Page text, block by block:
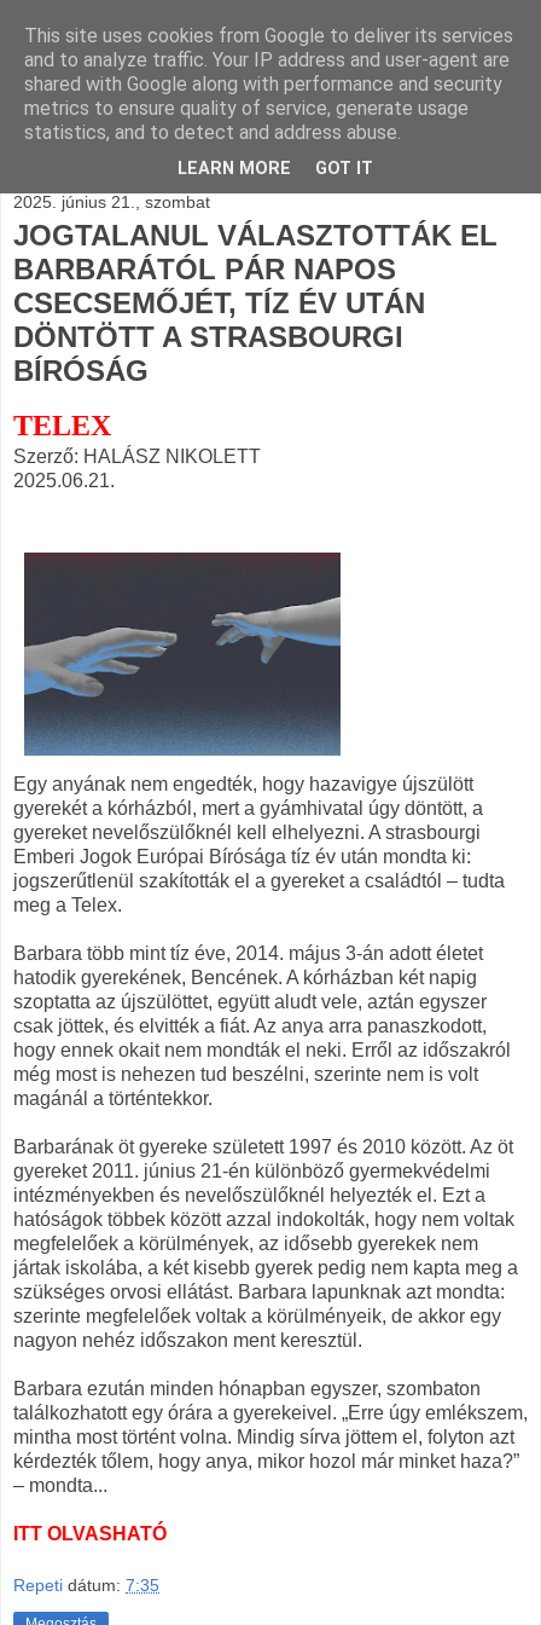
BLOGÁSZAT, napi
blogjava
2025. június 21., szombat
JOGTALANUL VÁLASZTOTTÁK EL
BARBARÁTÓL PÁR NAPOS
CSECSEMŐJÉT, TÍZ ÉV UTÁN
DÖNTÖTT A STRASBOURGI
BÍRÓSÁG
TELEX
Szerző: HALÁSZ NIKOLETT
2025.06.21.
Egy anyának nem engedték, hogy hazavigye újszülött
gyerekét a kórházból, mert a gyámhivatal úgy döntött, a
gyereket nevelőszülőknél kell elhelyezni. A strasbourgi
Emberi Jogok Európai Bírósága tíz év után mondta ki:
jogszerűtlenül szakították el a gyereket a családtól – tudta
meg a Telex.
Barbara több mint tíz éve, 2014. május 3-án adott életet
hatodik gyerekének, Bencének. A kórházban két napig
szoptatta az újszülöttet, együtt aludt vele, aztán egyszer
csak jöttek, és elvitték a fiát. Az anya arra panaszkodott,
hogy ennek okait nem mondták el neki. Erről az időszakról
még most is nehezen tud beszélni, szerinte nem is volt
magánál a történtekkor.
Barbarának öt gyereke született 1997 és 2010 között. Az öt
gyereket 2011. június 21-én különböző gyermekvédelmi
intézményekben és nevelőszülőknél helyezték el. Ezt a
hatóságok többek között azzal indokolták, hogy nem voltak
megfelelőek a körülmények, az idősebb gyerekek nem
jártak iskolába, a két kisebb gyerek pedig nem kapta meg a
szükséges orvosi ellátást. Barbara lapunknak azt mondta:
szerinte megfelelőek voltak a körülményeik, de akkor egy
nagyon nehéz időszakon ment keresztül.
Barbara ezután minden hónapban egyszer, szombaton
találkozhatott egy órára a gyerekeivel. „Erre úgy emlékszem,
mintha most történt volna. Mindig sírva jöttem el, folyton azt
kérdezték tőlem, hogy anya, mikor hozol már minket haza?”
– mondta...
ITT OLVASHATÓ
Repeti dátum: 7:35
This site uses cookies from Google to deliver its services
and to analyze traffic. Your IP address and user-agent are
shared with Google along with performance and security
metrics to ensure quality of service, generate usage
statistics, and to detect and address abuse.
LEARN MORE GOT IT